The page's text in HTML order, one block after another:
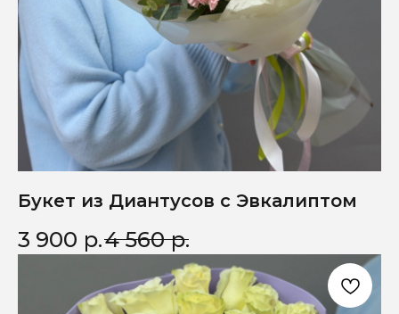
Букет из Диантусов с Эвкалиптом
3 900 р.4 560 р.